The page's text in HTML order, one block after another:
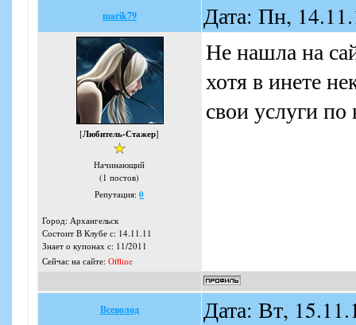
marik79 Дата: Пн,
[Любитель-Стажер]
Начинающий
(1 постов)
Репутация:0
Город: Архангельск
Состоит В Клубе с: 14.11.11
Знает о купонах с: 11/2011
Сейчас на сайте: Offline
Не нашла на
хотя в инете
свои услуги
Всеволод Дата: Вт,